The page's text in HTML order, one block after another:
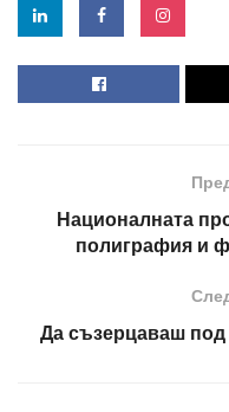
Националната
полиграфия и
Да съзерцаваш